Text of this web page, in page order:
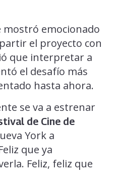
mostró emocionado
el proyecto con
que interpretar a
el desafío más
hasta ahora.
se va a estrenar
de Cine de
York a
que ya
Feliz, feliz que